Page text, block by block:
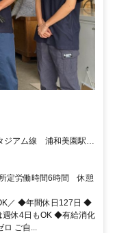
もOKです）
定労働時間6時間 休憩
／ ◆年間休日127日 ◆
週休4日もOK ◆有給消化
ご自...